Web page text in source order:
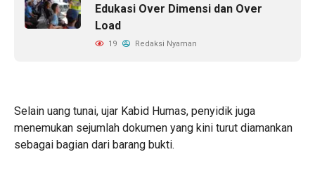
Edukasi Over Dimensi dan Over
Load
19 Redaksi Nyaman
Selain uang tunai, ujar Kabid Humas, penyidik juga
menemukan sejumlah dokumen yang kini turut diamankan
sebagai bagian dari barang bukti.